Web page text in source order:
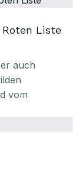
Liste
auch
vom